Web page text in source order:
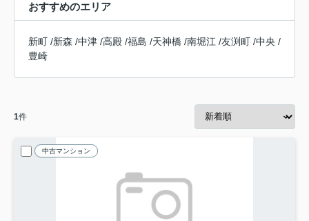
おすすめのエリア
新町 /新森 /中津 /高殿 /福島 /天神橋 /南堀江 /友渕町 /中央 /
豊崎
1件
中古マンション